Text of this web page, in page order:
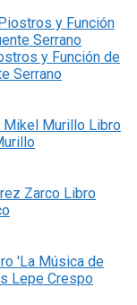
y Función de
Serrano
Libro
Libro
'La Música de
Lepe Crespo